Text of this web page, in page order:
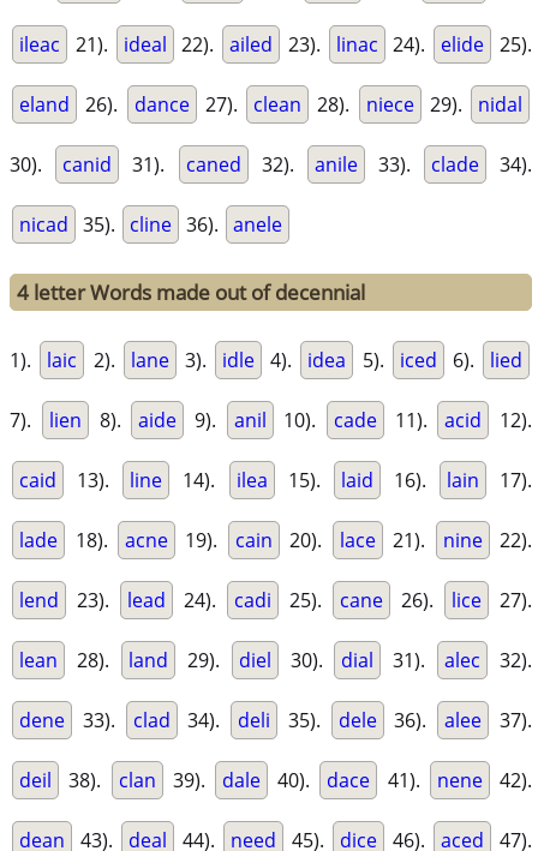
ileac 21). ideal 22). ailed 23). linac 24). elide 25).
eland 26). dance 27). clean 28). niece 29). nidal
30). canid 31). caned 32). anile 33). clade 34).
nicad 35). cline 36). anele
4 letter Words made out of decennial
1). laic 2). lane 3). idle 4). idea 5). iced 6). lied
7). lien 8). aide 9). anil 10). cade 11). acid 12).
caid 13). line 14). ilea 15). laid 16). lain 17).
lade 18). acne 19). cain 20). lace 21). nine 22).
lend 23). lead 24). cadi 25). cane 26). lice 27).
lean 28). land 29). diel 30). dial 31). alec 32).
dene 33). clad 34). deli 35). dele 36). alee 37).
deil 38). clan 39). dale 40). dace 41). nene 42).
dean 43). deal 44). need 45). dice 46). aced 47).